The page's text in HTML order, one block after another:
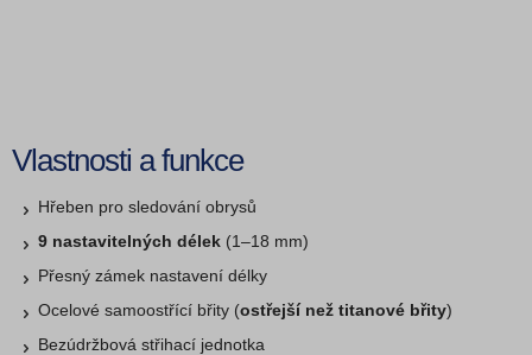
Vlastnosti a funkce
Hřeben pro sledování obrysů
9 nastavitelných délek (1–18 mm)
Přesný zámek nastavení délky
Ocelové samoostřící břity (ostřejší než titanové břity)
Bezúdržbová střihací jednotka